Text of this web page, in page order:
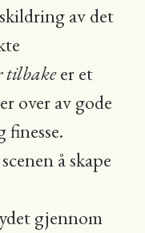
av det
tilbakeer et
over av gode
å skape
gjennom